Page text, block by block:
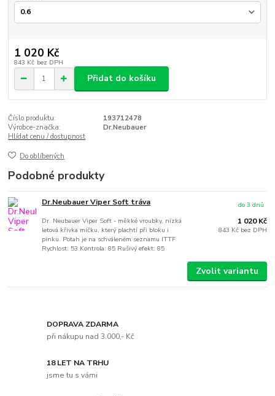
1 020 Kč
843 Kč bez DPH
Přidat do košíku
Číslo produktu:
193712478
Výrobce-značka:
Dr.Neubauer
Hlídat cenu / dostupnost
Do oblíbených
Podobné produkty
Dr.Neubauer Viper Soft tráva
Dr. Neubauer Viper Soft - měkké vroubky, nízká
letová křivka míčku, který plachtí při bloku i
pinku. Potah je na schváleném seznamu ITTF
Rychlost: 53 Kontrola: 85 Rušivý efekt: 85
1 020 Kč
843 Kč bez DPH
do 3 dnů
Zvolit variantu
DOPRAVA ZDARMA
při nákupu nad 3.000,- Kč
18 LET NA TRHU
jsme tu s vámi